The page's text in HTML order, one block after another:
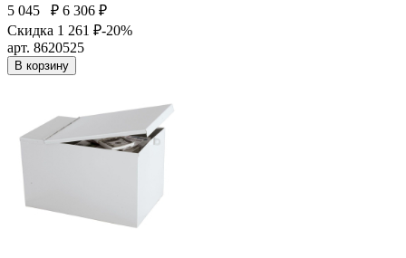
5 045
₽ 6 306 ₽
Скидка 1 261 ₽-20%
арт. 8620525
В корзину